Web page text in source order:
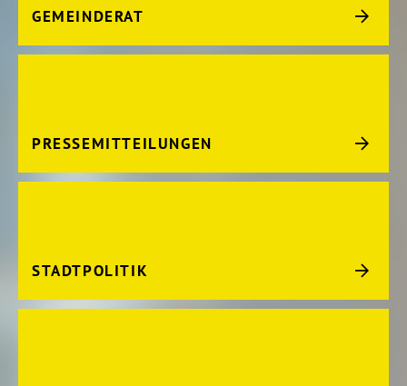
GEMEINDERAT
PRESSEMITTEILUNGEN
STADTPOLITIK